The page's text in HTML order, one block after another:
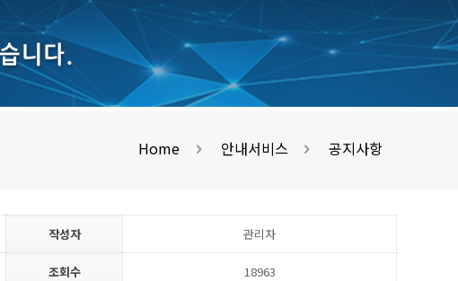
Home 안내서비스 공지사항
작성자 관리자
조회수 18963